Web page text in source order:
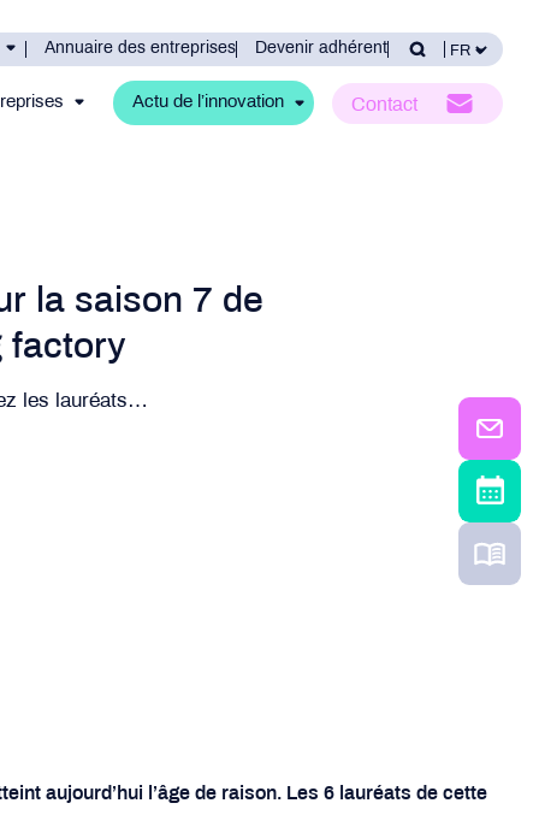
Annuaire des entreprises Devenir adhérent
Actu de l’innovation Contact
la saison 7 de
factory
les lauréats…
aujourd’hui l’âge de raison. Les 6 lauréats de cette